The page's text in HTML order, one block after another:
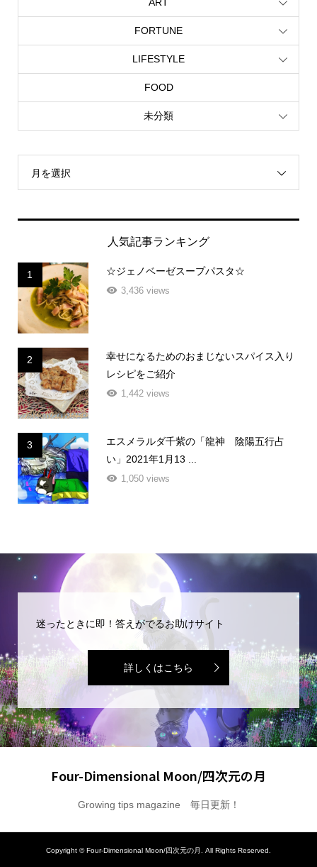
FORTUNE
LIFESTYLE
FOOD
未分類
月を選択
人気記事ランキング
1 ☆ジェノベーゼスープパスタ☆
3,436 views
2
幸せになるためのおまじないスパイス入り
レシピをご紹介
1,442 views
3
エスメラルダ千紫の「龍神 陰陽五行占
い」2021年1月13 ...
1,050 views
迷ったときに即！答えがでるお助けサイト
詳しくはこちら
Four-Dimensional Moon/四次元の月
Growing tips magazine 毎日更新！
Copyright ©Four-Dimensional Moon/四次元の月. All Rights Reserved.